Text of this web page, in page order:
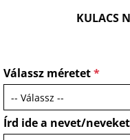
KULACS
Válassz méretet*
Írd ide a nevet/neveket